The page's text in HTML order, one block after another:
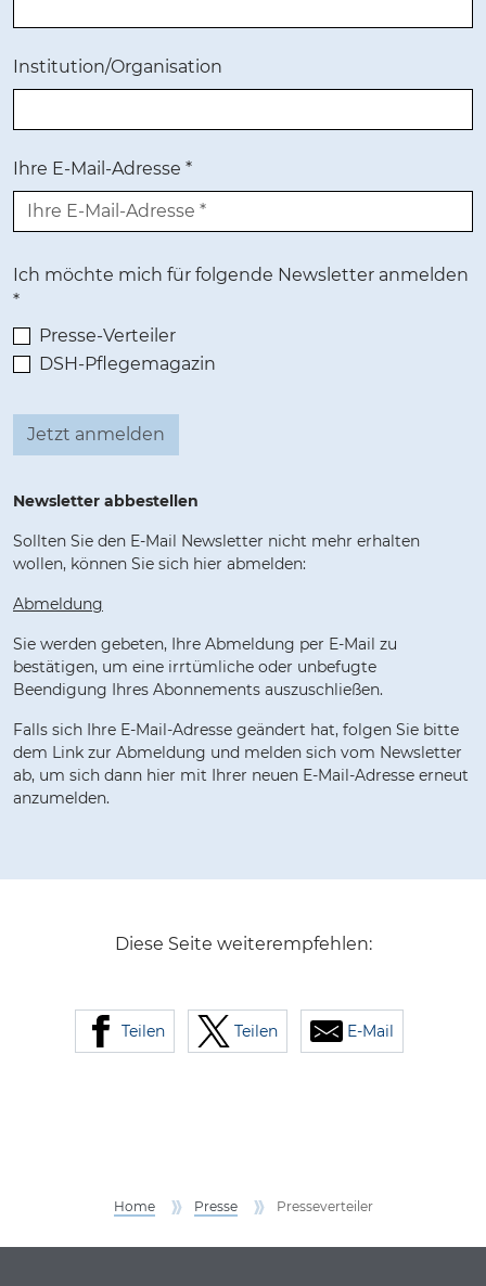
Institution/Organisation
Ihre E-Mail-Adresse *
Ich möchte mich für folgende Newsletter anmelden
*
Presse-Verteiler
DSH-Pflegemagazin
Newsletter abbestellen
Sollten Sie den E-Mail Newsletter nicht mehr erhalten
wollen, können Sie sich hier abmelden:
Abmeldung
Sie werden gebeten, Ihre Abmeldung per E-Mail zu
bestätigen, um eine irrtümliche oder unbefugte
Beendigung Ihres Abonnements auszuschließen.
Falls sich Ihre E-Mail-Adresse geändert hat, folgen Sie bitte
dem Link zur Abmeldung und melden sich vom Newsletter
ab, um sich dann hier mit Ihrer neuen E-Mail-Adresse erneut
anzumelden.
Diese Seite weiterempfehlen:
Teilen Teilen E-Mail
Home Presse Presseverteiler
Service Informationen